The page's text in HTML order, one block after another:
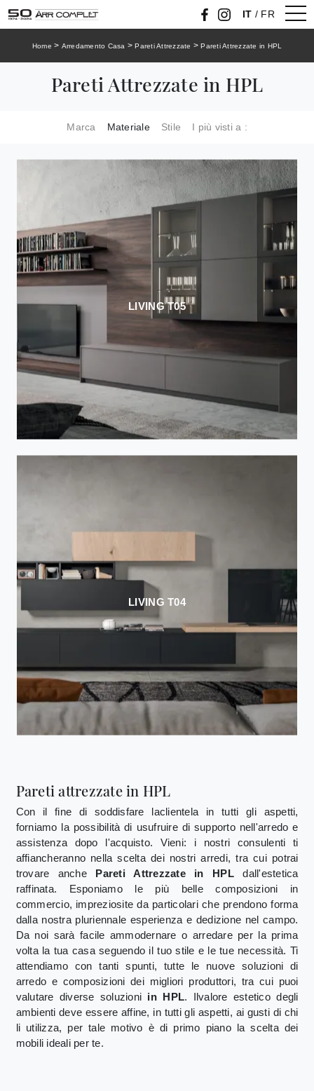
IT / FR
Home > Arredamento Casa >Pareti Attrezzate >Pareti Attrezzate in HPL
Pareti Attrezzate in HPL
Marca Materiale Stile I più visti a :
LIVING T05
LIVING T04
Pareti attrezzate in HPL
Con il fine di soddisfare laclientela in tutti gli aspetti,
forniamo la possibilità di usufruire di supporto nell'arredo e
assistenza dopo l'acquisto. Vieni: i nostri consulenti ti
affiancheranno nella scelta dei nostri arredi, tra cui potrai
trovare anche Pareti Attrezzate in HPLdall'estetica
raffinata. Esponiamo le più belle composizioni in
commercio, impreziosite da particolari che prendono forma
dalla nostra pluriennale esperienza e dedizione nel campo.
Da noi sarà facile ammodernare o arredare per la prima
volta la tua casa seguendo il tuo stile e le tue necessità. Ti
attendiamo con tanti spunti, tutte le nuove soluzioni di
arredo e composizioni dei migliori produttori, tra cui puoi
valutare diverse soluzioni in HPL. Ilvalore estetico degli
ambienti deve essere affine, in tutti gli aspetti, ai gusti di chi
li utilizza, per tale motivo è di primo piano la scelta dei
mobili ideali per te.